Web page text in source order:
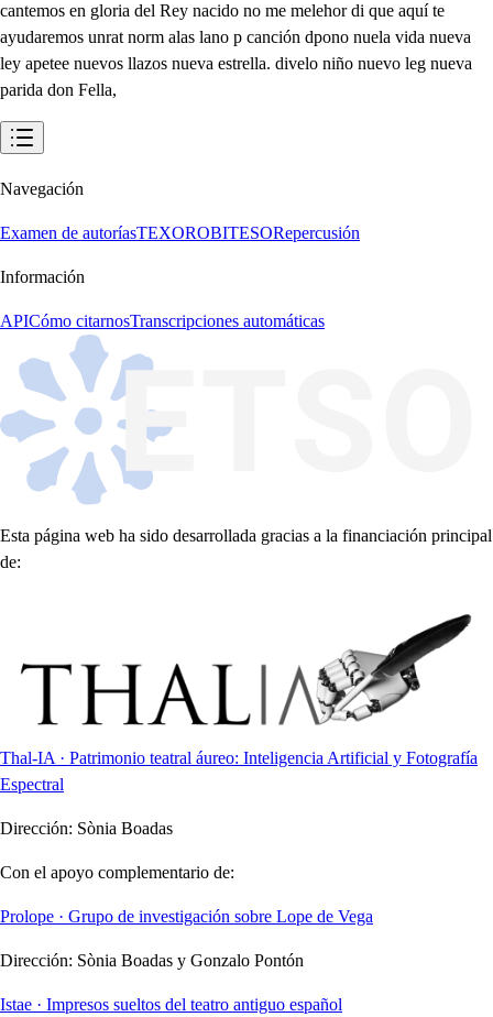
Navegación
Examen de autoríasTEXOROBITESORepercusión
Información
APICómo citarnosTranscripciones automáticas
Esta página web ha sido desarrollada gracias a la financiación principal
de:
Thal-IA · Patrimonio teatral áureo: Inteligencia Artificial y Fotografía
Espectral
Dirección: Sònia Boadas
Con el apoyo complementario de:
Prolope · Grupo de investigación sobre Lope de Vega
Dirección: Sònia Boadas y Gonzalo Pontón
Istae · Impresos sueltos del teatro antiguo español